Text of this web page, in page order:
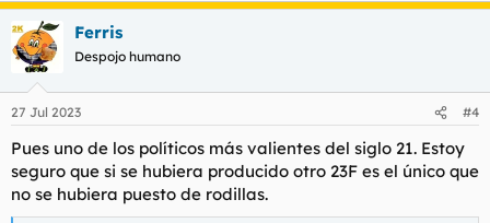
Ferris
Despojo humano
27 Jul 2023 #4
Pues uno de los políticos más valientes del siglo 21. Estoy
seguro que si se hubiera producido otro 23F es el único que
no se hubiera puesto de rodillas.